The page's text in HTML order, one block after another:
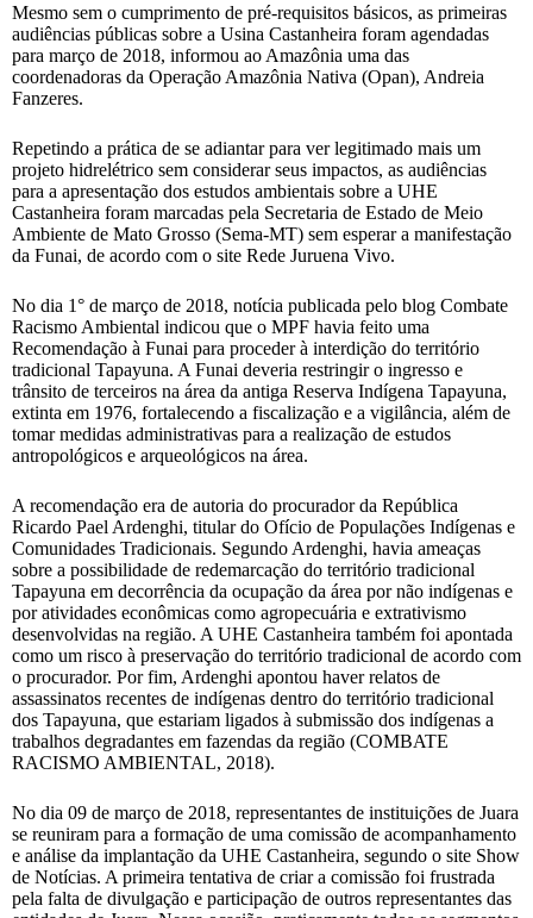
Mesmo sem o cumprimento de pré-requisitos básicos, as primeiras
audiências públicas sobre a Usina Castanheira foram agendadas
para março de 2018, informou ao Amazônia uma das
coordenadoras da Operação Amazônia Nativa (Opan), Andreia
Fanzeres.
Repetindo a prática de se adiantar para ver legitimado mais um
projeto hidrelétrico sem considerar seus impactos, as audiências
para a apresentação dos estudos ambientais sobre a UHE
Castanheira foram marcadas pela Secretaria de Estado de Meio
Ambiente de Mato Grosso (Sema-MT) sem esperar a manifestação
da Funai, de acordo com o site Rede Juruena Vivo.
No dia 1° de março de 2018, notícia publicada pelo blog Combate
Racismo Ambiental indicou que o MPF havia feito uma
Recomendação à Funai para proceder à interdição do território
tradicional Tapayuna. A Funai deveria restringir o ingresso e
trânsito de terceiros na área da antiga Reserva Indígena Tapayuna,
extinta em 1976, fortalecendo a fiscalização e a vigilância, além de
tomar medidas administrativas para a realização de estudos
antropológicos e arqueológicos na área.
A recomendação era de autoria do procurador da República
Ricardo Pael Ardenghi, titular do Ofício de Populações Indígenas e
Comunidades Tradicionais. Segundo Ardenghi, havia ameaças
sobre a possibilidade de redemarcação do território tradicional
Tapayuna em decorrência da ocupação da área por não indígenas e
por atividades econômicas como agropecuária e extrativismo
desenvolvidas na região. A UHE Castanheira também foi apontada
como um risco à preservação do território tradicional de acordo com
o procurador. Por fim, Ardenghi apontou haver relatos de
assassinatos recentes de indígenas dentro do território tradicional
dos Tapayuna, que estariam ligados à submissão dos indígenas a
trabalhos degradantes em fazendas da região (COMBATE
RACISMO AMBIENTAL, 2018).
No dia 09 de março de 2018, representantes de instituições de Juara
se reuniram para a formação de uma comissão de acompanhamento
e análise da implantação da UHE Castanheira, segundo o site Show
de Notícias. A primeira tentativa de criar a comissão foi frustrada
pela falta de divulgação e participação de outros representantes das